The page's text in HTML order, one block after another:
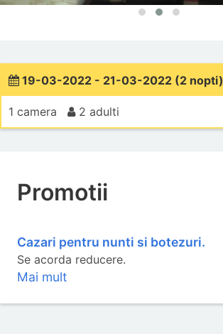
19-03-2022 - 21-03-2022 (2 nopti)
1 camera 2 adulti
Promotii
Cazari pentru nunti si botezuri.
Se acorda reducere.
Mai mult